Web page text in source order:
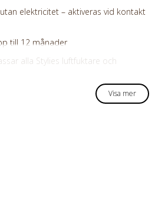
elektricitet – aktiveras vid kontakt
till 12 månader
alla Stylies luftfuktare och
Visa mer